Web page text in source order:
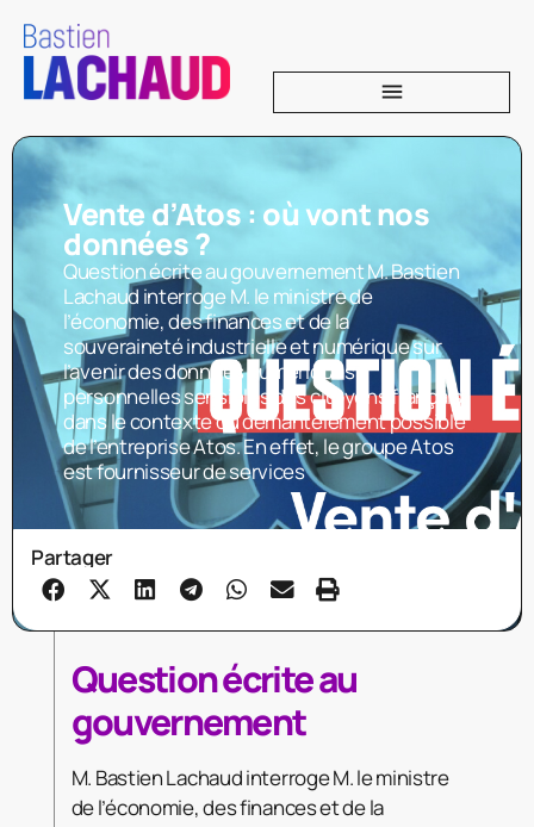
Vente d’Atos : où vont nos
données ?
Question écrite au gouvernement M. Bastien
Lachaud interroge M. le ministre de
l’économie, des finances et de la
souveraineté industrielle et numérique sur
l’avenir des données numériques
personnelles sensibles des citoyens français,
dans le contexte du démantèlement possible
de l’entreprise Atos. En effet, le groupe Atos
est fournisseur de services
Partager
Question écrite au
gouvernement
M. Bastien Lachaud interroge M. le ministre
de l’économie, des finances et de la